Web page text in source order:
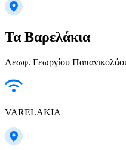
Τα Βαρελάκια
Λεωφ. Γεωργίου
VARELAKIA